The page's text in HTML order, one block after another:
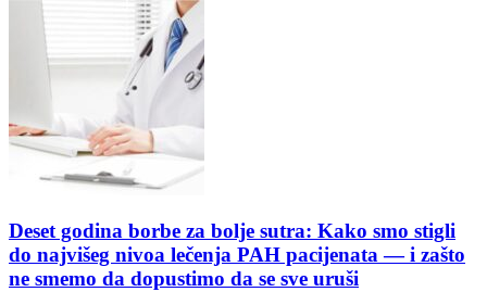
Deset godina borbe za bolje sutra: Kako smo stigli
do najvišeg nivoa lečenja PAH pacijenata — i zašto
ne smemo da dopustimo da se sve uruši